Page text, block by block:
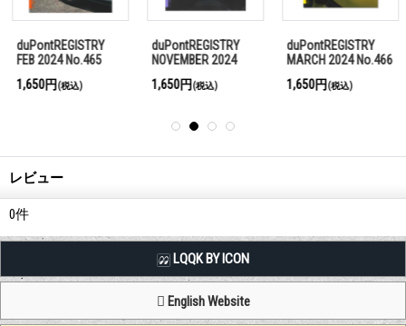
duPontREGISTRY
NOVEMBER 2024
1,650円(税込)
duPontREGISTRY
MARCH 2024 No.466
1,650円(税込)
duPontREGISTRY
SEPTEMBER 2024
1,650円(税込)
レビュー
0件
LQQK BY ICON
English Website